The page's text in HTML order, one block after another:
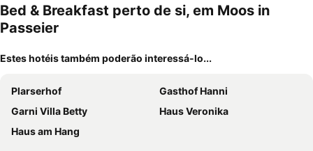
Bed & Breakfast perto de si, em Moos in
Passeier
Estes hotéis também poderão interessá-lo...
Plarserhof
Gasthof Hanni
Garni Villa Betty
Haus Veronika
Haus am Hang